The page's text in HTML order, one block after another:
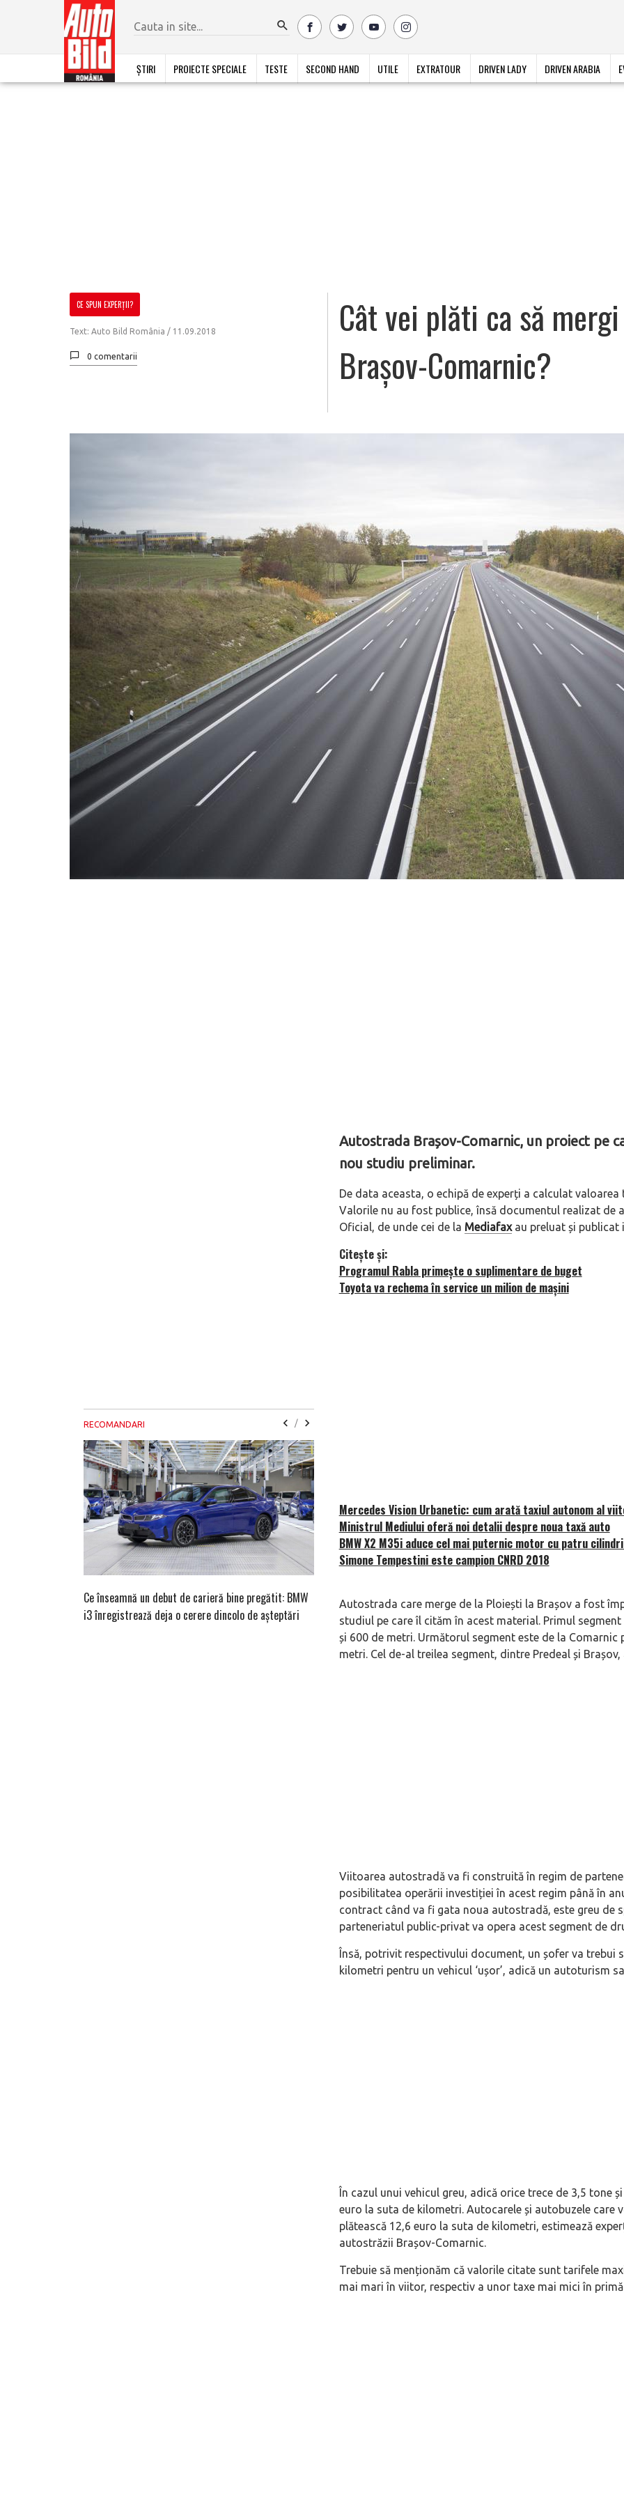
ȘTIRI PROIECTE SPECIALE TESTE SECOND HAND UTILE EXTRATOUR DRIVEN LADY DRIVEN ARABIA
CE SPUN EXPERȚII?
Text: Auto Bild România / 11.09.2018
0 comentarii
Cât vei plăti ca să
Brașov-Comarnic?
Autostrada Brașov-Comarnic, un proiect pe
nou studiu preliminar.
De data aceasta, o echipă de experți a calculat
Valorile nu au fost publice, însă documentul realizat
Oficial, de unde cei de la Mediafaxau preluat și publicat
Citește și:
Programul Rabla primește o suplimentare de buget
Toyota va rechema în service un milion de mașini
Mercedes Vision Urbanetic: cum arată taxiul autonom al
Ministrul Mediului oferă noi detalii despre noua taxă auto
BMW X2 M35i aduce cel mai puternic motor cu patru
Simone Tempestini este campion CNRD 2018
Autostrada care merge de la Ploiești la Brașov a fost
studiul pe care îl cităm în acest material. Primul
și 600 de metri. Următorul segment este de la
metri. Cel de-al treilea segment, dintre Predeal și
Viitoarea autostradă va fi construită în regim de
posibilitatea operării investiției în acest regim până în
contract când va fi gata noua autostradă, este greu de
parteneriatul public-privat va opera acest segment de
Însă, potrivit respectivului document, un șofer va trebui
kilometri pentru un vehicul ‘ușor’, adică un autoturism
În cazul unui vehicul greu, adică orice trece de 3,5 tone
euro la suta de kilometri. Autocarele și autobuzele care
plătească 12,6 euro la suta de kilometri, estimează
autostrăzii Brașov-Comarnic.
Trebuie să menționăm că valorile citate sunt tarifele
mai mari în viitor, respectiv a unor taxe mai mici în
RECOMANDARI /
Ce înseamnă un debut de carieră bine pregătit: BMW
i3 înregistrează deja o cerere dincolo de așteptări
Versiune MINI Countryman încă nelansată oficial, dată
pe mâna fetelor în competiția off-road Rebelle Rally
Pentru cine știe
Blackbird va suna
altfel!